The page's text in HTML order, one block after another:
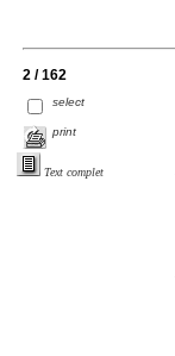
2 / 162
select
print
Text complet